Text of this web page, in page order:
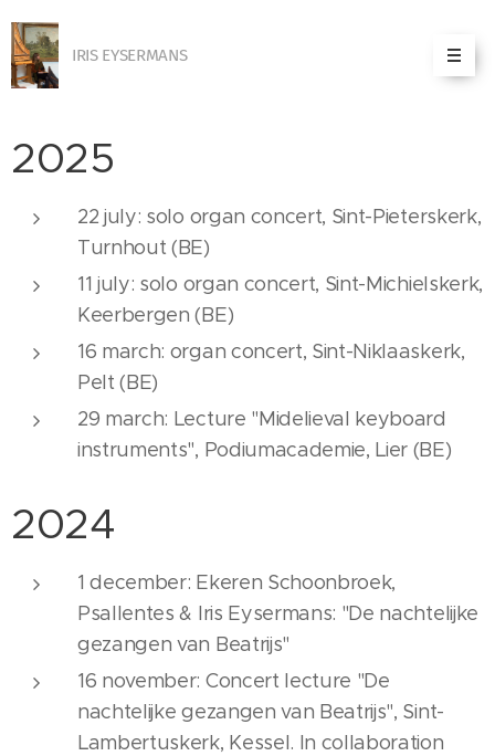
IRIS EYSERMANS
2025
22 july: solo organ concert, Sint-Pieterskerk,
Turnhout (BE)
11 july: solo organ concert, Sint-Michielskerk,
Keerbergen (BE)
16 march: organ concert, Sint-Niklaaskerk,
Pelt (BE)
29 march: Lecture "Midelieval keyboard
instruments", Podiumacademie, Lier (BE)
2024
1 december: Ekeren Schoonbroek,
Psallentes & Iris Eysermans: "De nachtelijke
gezangen van Beatrijs"
16 november: Concert lecture "De
nachtelijke gezangen van Beatrijs", Sint-
Lambertuskerk, Kessel. In collaboration